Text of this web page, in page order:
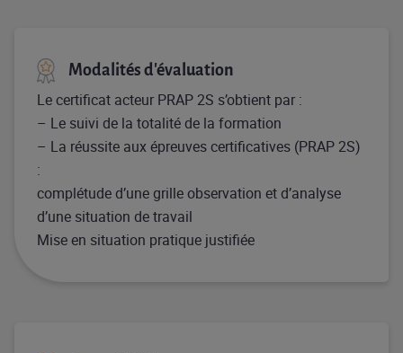
Modalités d'évaluation
Le certificat acteur PRAP 2S s’obtient par :​
– Le suivi de la totalité de la formation ​
– La réussite aux épreuves certificatives (PRAP 2S)
: ​
complétude d’une grille observation et d’analyse
d’une situation de travail ​
Mise en situation pratique justifiée